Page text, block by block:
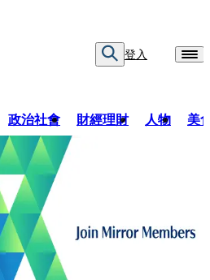
登入
政治社會 財經理財 人物 美